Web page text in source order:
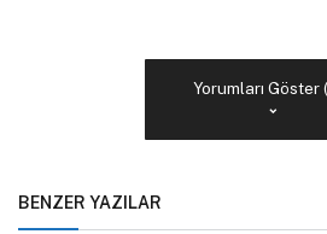
Yorumları Göster
BENZER YAZILAR